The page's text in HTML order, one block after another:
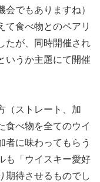
でもありますね）
て食べ物とのペアリ
たが、同時開催され
いうか主題にて開催
（ストレート、加
食べ物を全てのウイ
者に味わってもらう
も「ウイスキー愛好
期待させるものでし